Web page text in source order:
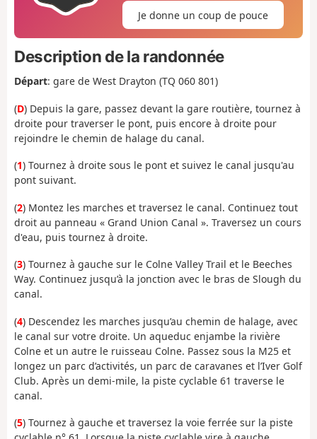
Je donne un coup de pouce
Description de la randonnée
Départ: gare de West Drayton (TQ 060 801)
(D) Depuis la gare, passez devant la gare routière, tournez à
droite pour traverser le pont, puis encore à droite pour
rejoindre le chemin de halage du canal.
(1) Tournez à droite sous le pont et suivez le canal jusqu'au
pont suivant.
(2) Montez les marches et traversez le canal. Continuez tout
droit au panneau « Grand Union Canal ». Traversez un cours
d'eau, puis tournez à droite.
(3) Tournez à gauche sur le Colne Valley Trail et le Beeches
Way. Continuez jusqu’à la jonction avec le bras de Slough du
canal.
(4) Descendez les marches jusqu’au chemin de halage, avec
le canal sur votre droite. Un aqueduc enjambe la rivière
Colne et un autre le ruisseau Colne. Passez sous la M25 et
longez un parc d’activités, un parc de caravanes et l’Iver Golf
Club. Après un demi-mile, la piste cyclable 61 traverse le
canal.
(5) Tournez à gauche et traversez la voie ferrée sur la piste